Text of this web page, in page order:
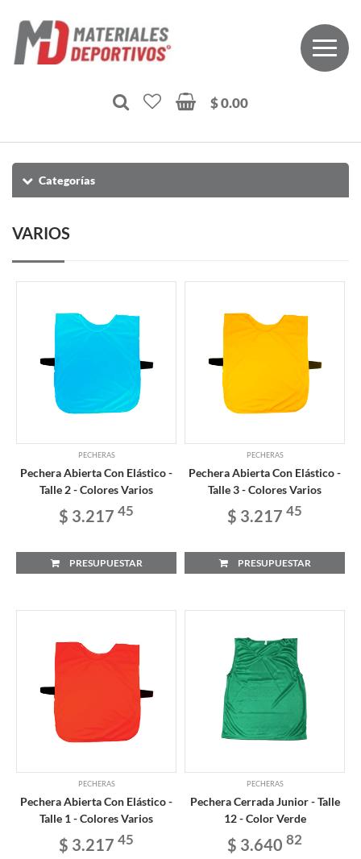
$ 0.00
Categorías
VARIOS
PECHERAS
Pechera Abierta Con Elástico -
Talle 2 - Colores Varios
$ 3.217 45
PRESUPUESTAR
PECHERAS
Pechera Abierta Con Elástico -
Talle 3 - Colores Varios
$ 3.217 45
PRESUPUESTAR
PECHERAS
Pechera Abierta Con Elástico -
Talle 1 - Colores Varios
$ 3.217 45
PECHERAS
Pechera Cerrada Junior - Talle
12 - Color Verde
$ 3.640 82